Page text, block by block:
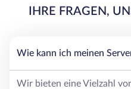
IHRE FRAGEN,
Wie kann ich meinen
Wir bieten eine Vielzahl